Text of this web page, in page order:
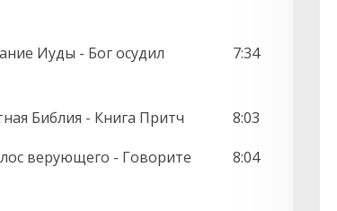
Иуды - Бог осудил
7:34
Библия - Книга Притч
8:03
верующего - Говорите
8:04